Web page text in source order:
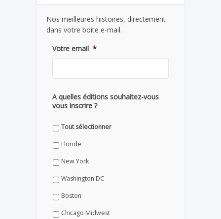
Nos meilleures histoires, directement
dans votre boite e-mail.
Votre email *
A quelles éditions souhaitez-vous
vous inscrire ?
Tout sélectionner
Floride
New York
Washington DC
Boston
Chicago Midwest